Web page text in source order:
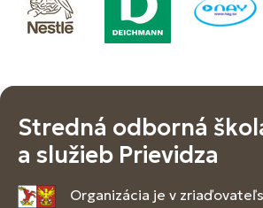
Stredná odborná
a služieb Prievidza
Organizácia je v